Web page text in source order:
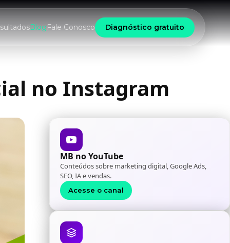
BlogFale Conosco Diagnóstico gratuito
no Instagram
MB no YouTube
Conteúdos sobre marketing digital, Google Ads,
SEO, IA e vendas.
Acesse o canal